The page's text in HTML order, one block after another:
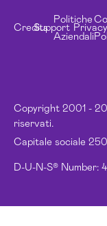
Copyright 2001 -
riservati.
Capitale sociale
D-U-N-S® Number:
CreditsSupport
Politiche
Aziendali
Privacy